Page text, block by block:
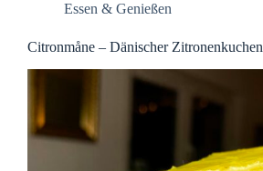
Essen & Genießen
Citronmåne – Dänischer Zitronenkuchen